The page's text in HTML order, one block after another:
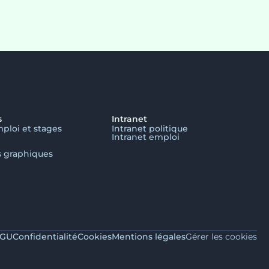
et stages
graphiques
Intranet
Intranet politique
Intranet emploi
ConfidentialitéCookiesMentions légalesGérer les cookies